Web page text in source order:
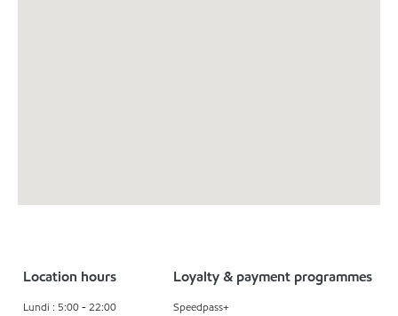
Location hours
Lundi : 5:00 - 22:00
Loyalty & payment programmes
Speedpass+